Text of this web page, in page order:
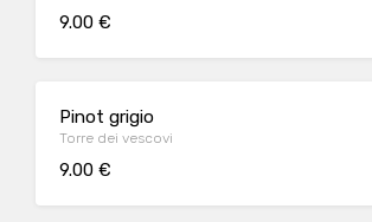
9.00 €
Pinot grigio
Torre dei vescovi
9.00 €